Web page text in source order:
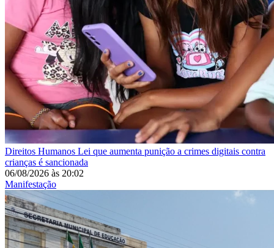
Direitos Humanos Lei que aumenta punição a crimes digitais contra
crianças é sancionada
06/08/2026 às 20:02
Manifestação